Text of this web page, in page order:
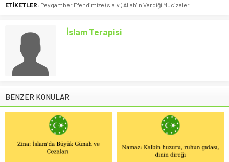
ETİKETLER: Peygamber Efendimize (s.a.v.) Allah'ın Verdiği Mucizeler
İslam Terapisi
BENZER KONULAR